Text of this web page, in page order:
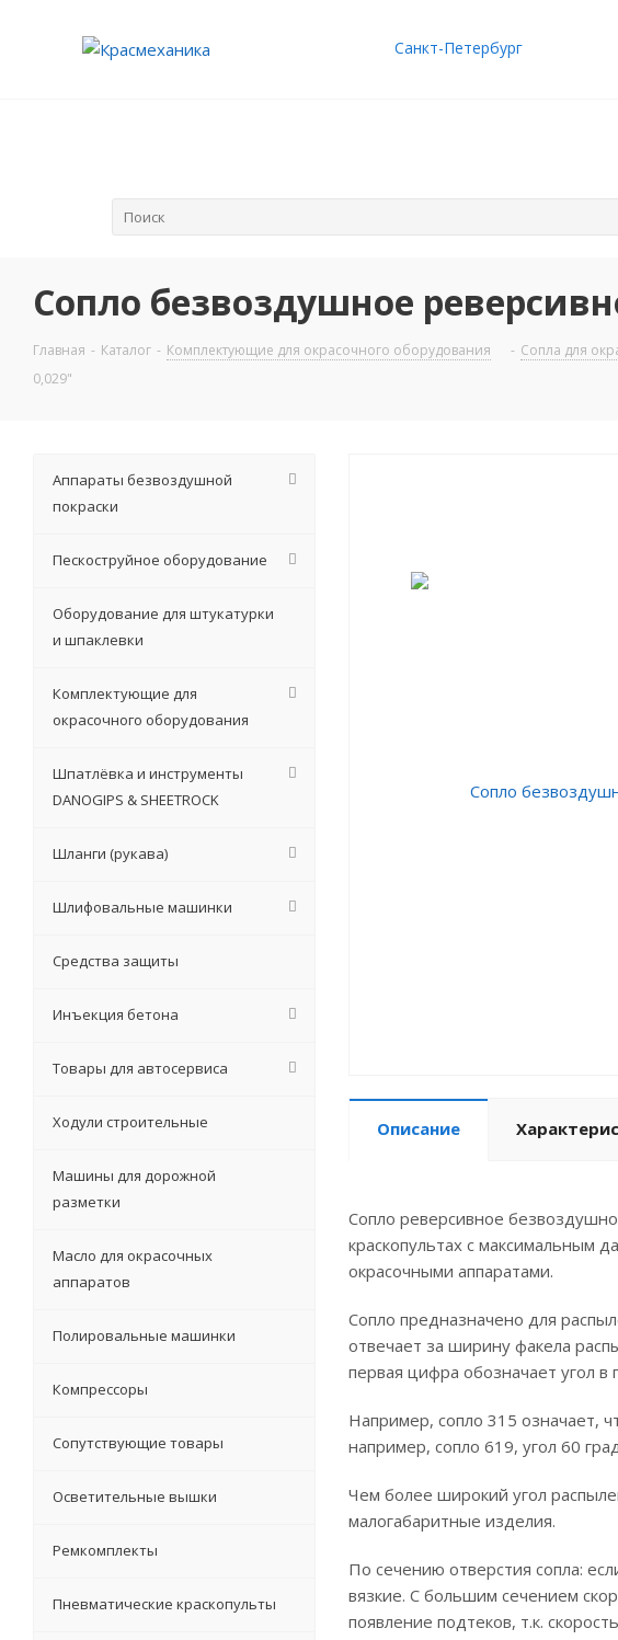
Санкт-Петербург
Сопло безвоздушное
Главная - Каталог - Комплектующие для окрасочного оборудования - Сопла для
0,029"
Описание
Сопло реверсивное
краскопультах с максимальным
окрасочными аппаратами.
Сопло предназначено для
отвечает за ширину факела
первая цифра обозначает угол
Например, сопло 315 означает,
например, сопло 619, угол 60
Чем более широкий угол
малогабаритные изделия.
По сечению отверстия сопла:
вязкие. С большим сечением
появление подтеков, т.к.
Аппараты безвоздушной
покраски
Пескоструйное оборудование
Оборудование для штукатурки
и шпаклевки
Комплектующие для
окрасочного оборудования
Шпатлёвка и инструменты
DANOGIPS & SHEETROCK
Шланги (рукава)
Шлифовальные машинки
Средства защиты
Инъекция бетона
Товары для автосервиса
Ходули строительные
Машины для дорожной
разметки
Масло для окрасочных
аппаратов
Полировальные машинки
Компрессоры
Сопутствующие товары
Осветительные вышки
Ремкомплекты
Пневматические краскопульты